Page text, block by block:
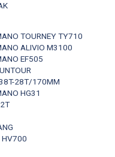
TOURNEY TY710
ALIVIO M3100
EF505
28T/170MM
HG31
HV700